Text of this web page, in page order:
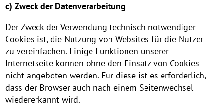
c) Zweck der Datenverarbeitung
Der Zweck der Verwendung technisch notwendiger
Cookies ist, die Nutzung von Websites für die Nutzer
zu vereinfachen. Einige Funktionen unserer
Internetseite können ohne den Einsatz von Cookies
nicht angeboten werden. Für diese ist es erforderlich,
dass der Browser auch nach einem Seitenwechsel
wiedererkannt wird.